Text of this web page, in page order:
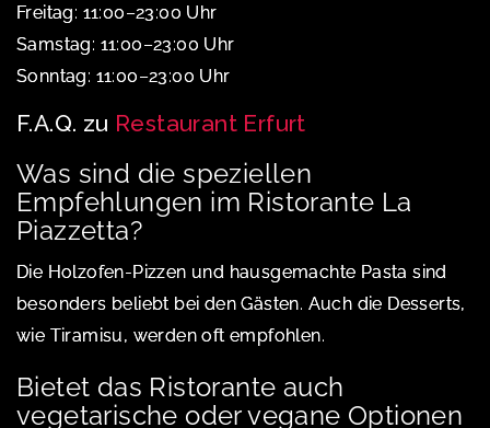
Freitag: 11:00–23:00 Uhr
Samstag: 11:00–23:00 Uhr
Sonntag: 11:00–23:00 Uhr
F.A.Q. zu Restaurant Erfurt
Was sind die speziellen
Empfehlungen im Ristorante La
Piazzetta?
Die Holzofen-Pizzen und hausgemachte Pasta sind
besonders beliebt bei den Gästen. Auch die Desserts,
wie Tiramisu, werden oft empfohlen.
Bietet das Ristorante auch
vegetarische oder vegane Optionen